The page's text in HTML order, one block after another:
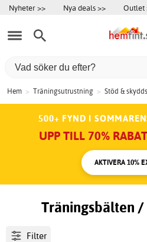
Nyheter >> Nya deals >> Outlet
Hem > Träningsutrustning > Stöd &
500+ FYND I
UPP TILL 70%
AKTIVERA 10%
Träningsbälten
Filter